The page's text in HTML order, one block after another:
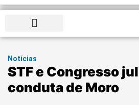
Notícias
STF e Congresso
conduta de Moro